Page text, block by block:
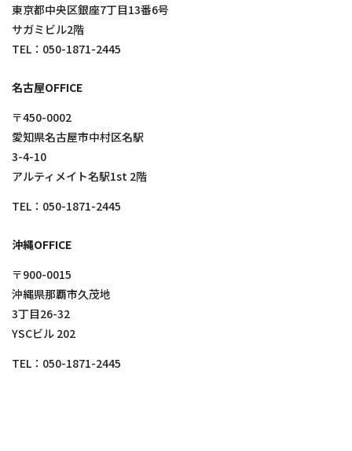
東京都中央区銀座7丁目13番6号
サガミビル2階
TEL： 050-1871-2445
名古屋OFFICE
〒450-0002
愛知県名古屋市中村区名駅
3-4-10
アルティメイト名駅1st 2階
TEL： 050-1871-2445
沖縄OFFICE
〒900-0015
沖縄県那覇市久茂地
3丁目26-32
YSCビル 202
TEL： 050-1871-2445